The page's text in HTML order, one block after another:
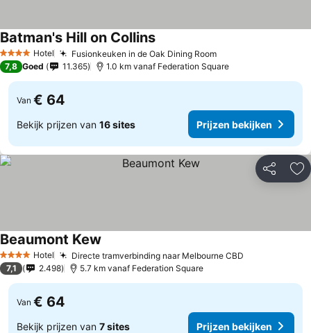
4 SterrenHotel Fusionkeuken in de Oak Dining Room
Batman's Hill on Collins
7,8 Goed 11.365 1.0 km vanaf Federation Square
Van € 64
Bekijk prijzen van 16 sites Prijzen bekijken
Delen
4 SterrenHotel Directe tramverbinding naar Melbourne CBD
Beaumont Kew
7,1 2.498 5.7 km vanaf Federation Square
Van € 64
Bekijk prijzen van 7 sites Prijzen bekijken